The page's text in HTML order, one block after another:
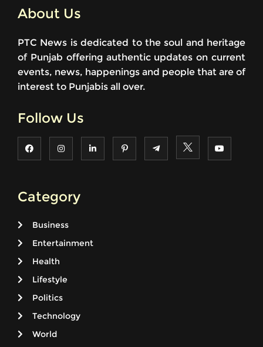
About Us
PTC News is dedicated to the soul and heritage
of Punjab offering authentic updates on current
events, news, happenings and people that are of
interest to Punjabis all over.
Follow Us
Category
Business
Entertainment
Health
Lifestyle
Politics
Technology
World